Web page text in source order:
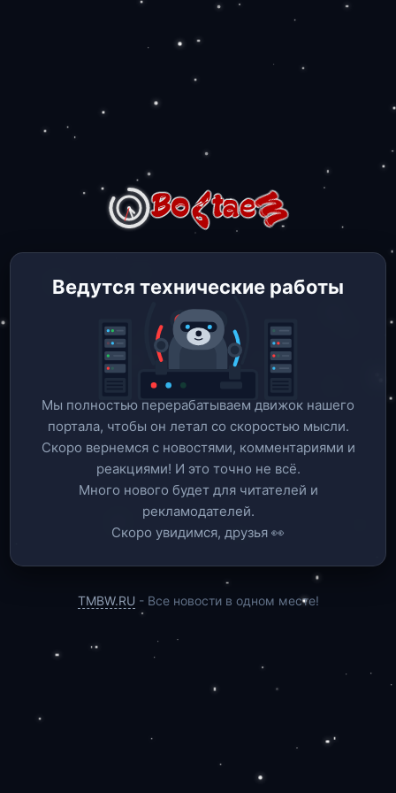
Ведутся технические работы
Мы полностью перерабатываем движок нашего
портала, чтобы он летал со скоростью мысли.
Скоро вернемся c новостями, комментариями и
реакциями! И это точно не всё.
Много нового будет для читателей и
рекламодателей.
Скоро увидимся, друзья 👀
TMBW.RU - Все новости в одном месте!